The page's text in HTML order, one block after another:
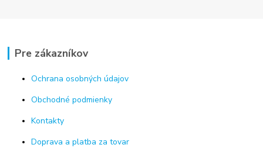
Pre zákazníkov
Ochrana osobných údajov
Obchodné podmienky
Kontakty
Doprava a platba za tovar